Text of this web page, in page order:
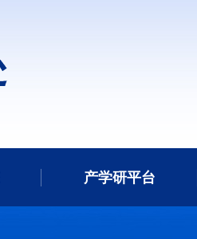
产学研平台